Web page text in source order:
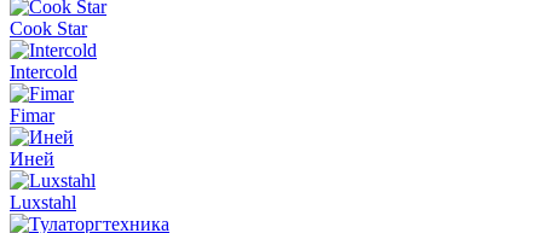
Cook Star
Intercold
Fimar
Иней
Luxstahl